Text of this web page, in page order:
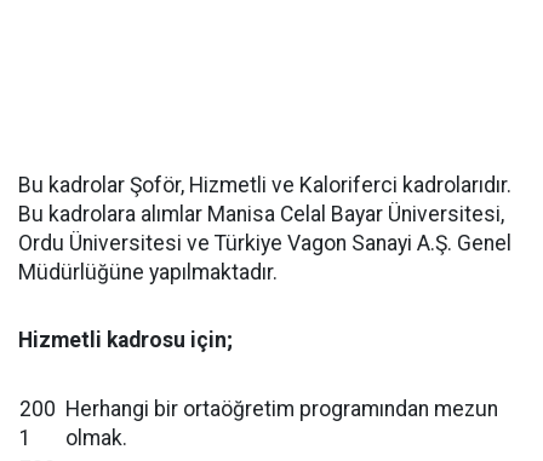
Bu kadrolar Şoför, Hizmetli ve Kaloriferci kadrolarıdır.
Bu kadrolara alımlar Manisa Celal Bayar Üniversitesi,
Ordu Üniversitesi ve Türkiye Vagon Sanayi A.Ş. Genel
Müdürlüğüne yapılmaktadır.
Hizmetli kadrosu için;
200
1
Herhangi bir ortaöğretim programından mezun
olmak.